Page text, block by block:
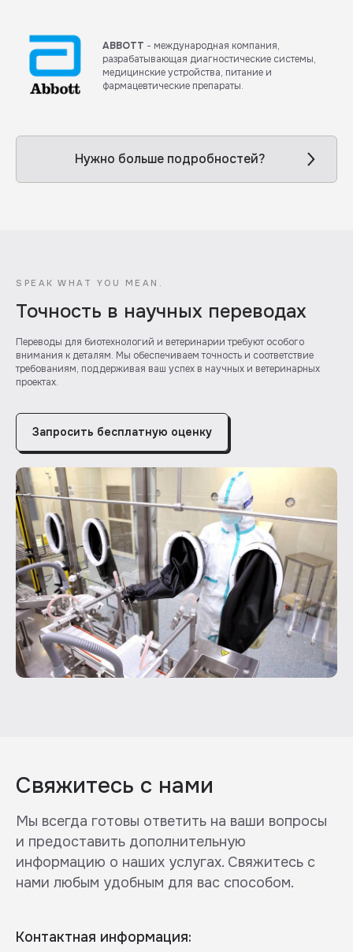
ABBOTT - международная компания,
разрабатывающая диагностические системы,
медицинские устройства, питание и
фармацевтические препараты.
Нужно больше подробностей?
SPEAK WHAT YOU MEAN.
Точность в научных переводах
Переводы для биотехнологий и ветеринарии требуют особого
внимания к деталям. Мы обеспечиваем точность и соответствие
требованиям, поддерживая ваш успех в научных и ветеринарных
проектах.
Запросить бесплатную оценку
Свяжитесь с нами
Мы всегда готовы ответить на ваши вопросы
и предоставить дополнительную
информацию о наших услугах. Свяжитесь с
нами любым удобным для вас способом.
Контактная информация: